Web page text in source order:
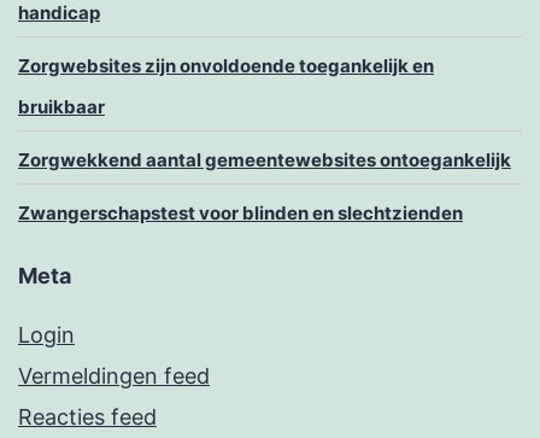
handicap
Zorgwebsites zijn onvoldoende toegankelijk en
bruikbaar
Zorgwekkend aantal gemeentewebsites ontoegankelijk
Zwangerschapstest voor blinden en slechtzienden
Meta
Login
Vermeldingen feed
Reacties feed